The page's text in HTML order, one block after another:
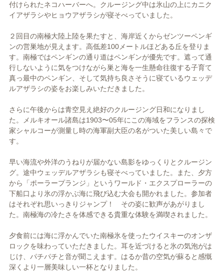
付けられたネコハーバーへ。クルージング中は氷山の上にカニク
イアザラシやヒョウアザラシが寝そべっていました。
２回目の南極大陸上陸を果たすと、海岸近くからゼンツーペンギ
ンの営巣地が見えます。高低差100メートルほどある丘を登りま
す。南極ではペンギンの通り道はペンギンが優先です。遮って通
行しないように気をつけながら巣と海を一生懸命往復する子育て
真っ最中のペンギン、そして気持ち良さそうに寝ているウェッデ
ルアザラシの姿をお楽しみいただきました。
さらに午後からは青空見え絶好のクルージング日和になりまし
た。メルキオール諸島は1903〜05年にこの海域をフランスの探検
家シャルコーが測量し時の海軍副大臣の名がついた美しい島々で
す。
早い海流や外洋のうねりが届かない島影をゆっくりとクルージン
グ。途中ウェッデルアザラシも寝そべっていました。また、夕方
から「ポーラープランジ」というワールド・エクスプローラーの
下船口より氷の浮かぶ海に飛び込む大会も開かれました。参加者
はそれぞれ思いっきりジャンプ！ その姿に歓声があがりまし
た。南極海の冷たさを体感できる貴重な体験を満喫されました。
夕食前には海に浮かんでいた南極氷を使ったウイスキーのオンザ
ロックを味わっていただきました。耳を近づけると氷の気泡がは
じけ、パチパチと音が聞こえます。はるか昔の空気が蘇ると感慨
深くより一層美味しい一杯となりました。